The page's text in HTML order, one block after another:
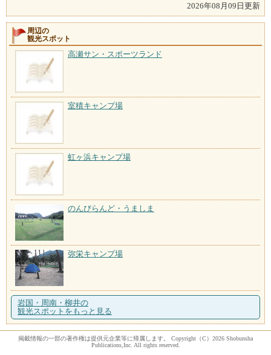
2026年08月09日更新
周辺の
観光スポット
高瀬サン・スポーツランド
室積キャンプ場
虹ヶ浜キャンプ場
のんびらんど・うましま
弥栄キャンプ場
岩国・周南・柳井の
観光スポットをもっと見る
掲載情報の一部の著作権は提供元企業等に帰属します。 Copyright（C）2026 Shobunsha
Publications,Inc. All rights reserved.